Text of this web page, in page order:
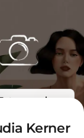
anzeigen
Kerner